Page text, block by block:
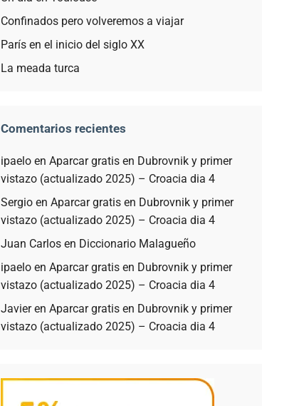
Confinados pero volveremos a viajar
París en el inicio del siglo XX
La meada turca
Comentarios recientes
ipaelo en Aparcar gratis en Dubrovnik y primer
vistazo (actualizado 2025) – Croacia dia 4
Sergio en Aparcar gratis en Dubrovnik y primer
vistazo (actualizado 2025) – Croacia dia 4
Juan Carlos en Diccionario Malagueño
ipaelo en Aparcar gratis en Dubrovnik y primer
vistazo (actualizado 2025) – Croacia dia 4
Javieren Aparcar gratis en Dubrovnik y primer
vistazo (actualizado 2025) – Croacia dia 4